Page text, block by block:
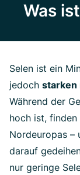
Was
Selen ist ein
jedoch starken
Während der
hoch ist,
Nordeuropas –
darauf
nur geringe